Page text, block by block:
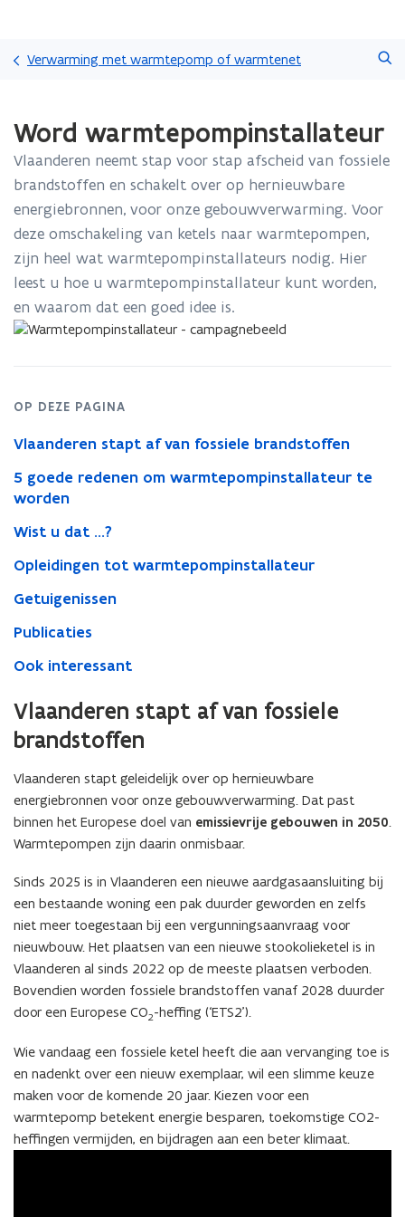
en
naar
gaan
Verwarming met warmtepomp of warmtenet
met
laden.
bevindt
op:
Word
warmtepompinstallateur
Word warmtepompinstallateur
Vlaanderen neemt stap voor stap afscheid van fossiele
brandstoffen en schakelt over op hernieuwbare
energiebronnen, voor onze gebouwverwarming. Voor
deze omschakeling van ketels naar warmtepompen,
zijn heel wat warmtepompinstallateurs nodig. Hier
leest u hoe u warmtepompinstallateur kunt worden,
en waarom dat een goed idee is.
OP DEZE PAGINA
Vlaanderen stapt af van fossiele brandstoffen
5 goede redenen om warmtepompinstallateur te
worden
Wist u dat ...?
Opleidingen tot warmtepompinstallateur
Getuigenissen
Publicaties
Ook interessant
Vlaanderen stapt af van fossiele
brandstoffen
Vlaanderen stapt geleidelijk over op hernieuwbare
energiebronnen voor onze gebouwverwarming. Dat past
binnen het Europese doel van emissievrije gebouwen in 2050.
Warmtepompen zijn daarin onmisbaar.
Sinds 2025 is in Vlaanderen een nieuwe aardgasaansluiting bij
een bestaande woning een pak duurder geworden en zelfs
niet meer toegestaan bij een vergunningsaanvraag voor
nieuwbouw. Het plaatsen van een nieuwe stookolieketel is in
Vlaanderen al sinds 2022 op de meeste plaatsen verboden.
Bovendien worden fossiele brandstoffen vanaf 2028 duurder
door een Europese CO2-heffing (‘ETS2’).
Wie vandaag een fossiele ketel heeft die aan vervanging toe is
en nadenkt over een nieuw exemplaar, wil een slimme keuze
maken voor de komende 20 jaar. Kiezen voor een
warmtepomp betekent energie besparen, toekomstige CO2-
heffingen vermijden, en bijdragen aan een beter klimaat.